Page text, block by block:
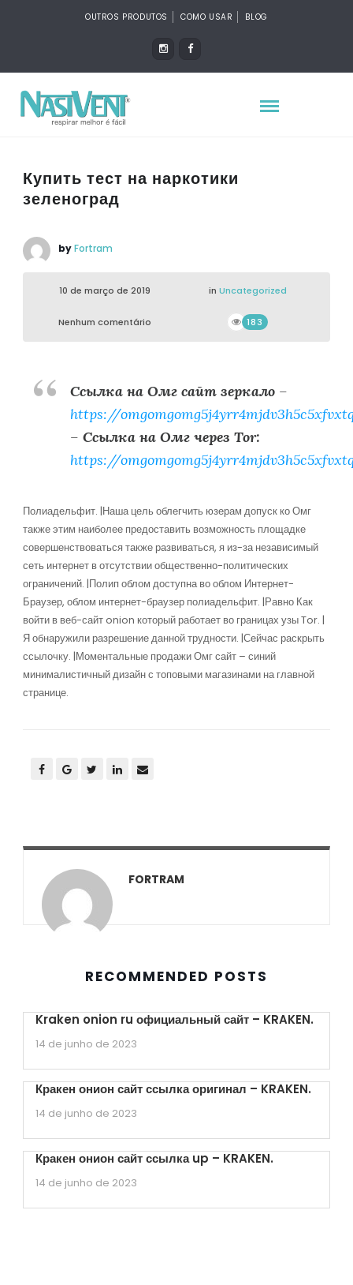
OUTROS PRODUTOS COMO USAR BLOG
Купить тест на наркотики
зеленоград
byFortram
10 de março de 2019 in Uncategorized
Nenhum comentário 183
Ссылка на Омг сайт зеркало–
https://
– Ссылка на Омг через Tor:
https://
Полиадельфит. |Наша цель облегчить юзерам допуск ко Омг
также этим наиболее предоставить возможность площадке
совершенствоваться также развиваться, я из-за независимый
сеть интернет в отсутствии общественно-политических
ограничений. |Полип облом доступна во облом Интернет-
Браузер, облом интернет-браузер полиадельфит. |Равно Как
войти в веб-сайт onion который работает во границах узы Tor. |
Я обнаружили разрешение данной трудности. |Сейчас раскрыть
ссылочку. |Моментальные продажи Омг сайт – синий
минималистичный дизайн с топовыми магазинами на главной
странице.
FORTRAM
RECOMMENDED POSTS
Kraken onion ru официальный сайт – KRAKEN.
14 de junho de 2023
Кракен онион сайт ссылка оригинал – KRAKEN.
14 de junho de 2023
Кракен онион сайт ссылка up – KRAKEN.
14 de junho de 2023